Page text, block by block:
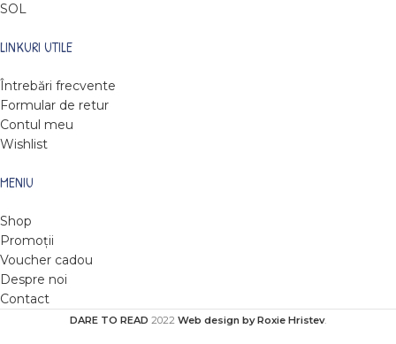
SOL
LINKURI UTILE
Întrebări frecvente
Formular de retur
Contul meu
Wishlist
MENIU
Shop
Promoții
Voucher cadou
Despre noi
Contact
DARE TO READ 2022 Web design by Roxie Hristev.